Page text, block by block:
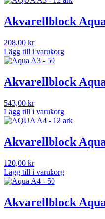
Akvarellblock
208,00 kr
Lägg till i varukorg
Akvarellblock
543,00 kr
Lägg till i varukorg
Akvarellblock
120,00 kr
Lägg till i varukorg
Akvarellblock